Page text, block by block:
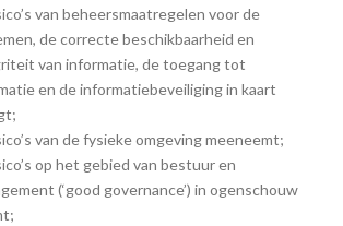
van beheersmaatregelen voor de
de correcte beschikbaarheid en
van informatie, de toegang tot
en de informatiebeveiliging in kaart
van de fysieke omgeving meeneemt;
op het gebied van bestuur en
(‘good governance’) in ogenschouw